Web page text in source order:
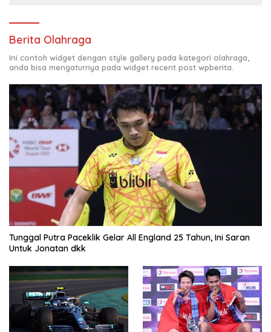
Berita Olahraga
Ini contoh widget dengan style gallery pada kategori olahraga,
anda bisa mengaturnya pada widget recent post wpberita.
Tunggal Putra Paceklik Gelar All England 25 Tahun, Ini Saran
Untuk Jonatan dkk